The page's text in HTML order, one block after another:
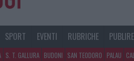
SPORT EVENTI RUBRICHE
S. T. GALLURA BUDONI SAN TEODORO PALAU